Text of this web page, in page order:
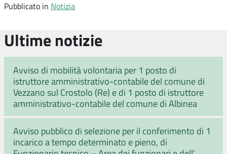
Pubblicato in Notizia
Ultime notizie
Avviso di mobilità volontaria per 1 posto di
istruttore amministrativo-contabile del comune di
Vezzano sul Crostolo (Re) e di 1 posto di istruttore
amministrativo-contabile del comune di Albinea
Avviso pubblico di selezione per il conferimento di 1
incarico a tempo determinato e pieno, di